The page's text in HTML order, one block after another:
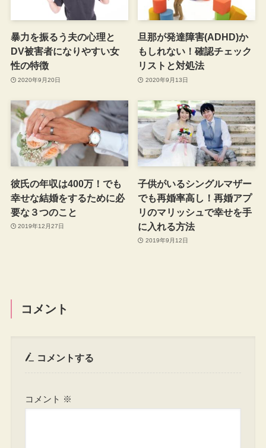
暴力を振るう夫の心理と
DV被害者になりやすい女
性の特徴
2020年9月20日
旦那が発達障害(ADHD)か
もしれない！確認チェック
リストと対処法
2020年9月13日
彼氏の年収は400万！でも
幸せな結婚をするために必
要な３つのこと
2019年12月27日
子供がいるシングルマザー
でも再婚率高し！再婚アプ
リのマリッシュで幸せを手
に入れる方法
2019年9月12日
コメント
コメントする
コメント ※